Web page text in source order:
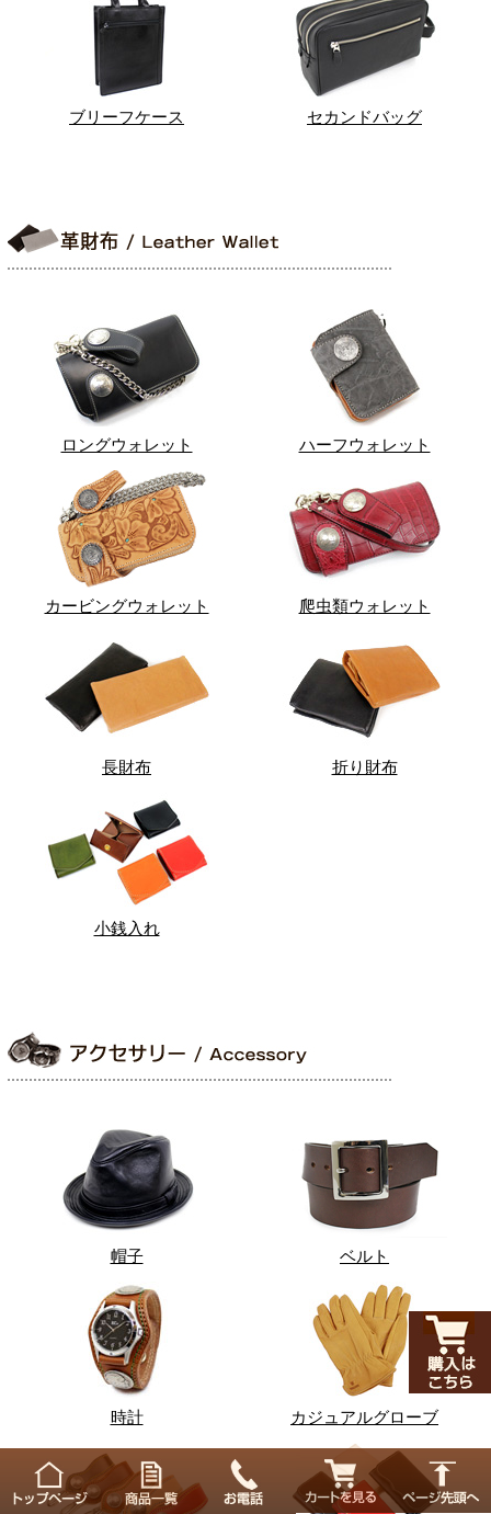
ブリーフケース セカンドバッグ
ロングウォレット ハーフウォレット
カービングウォレット 爬虫類ウォレット
長財布 折り財布
小銭入れ
帽子 ベルト
時計 カジュアルグローブ